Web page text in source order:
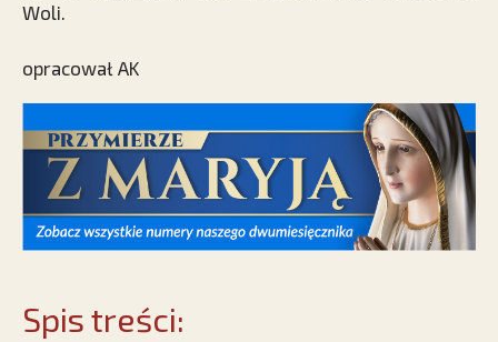
Woli.
opracował AK
Spis treści: